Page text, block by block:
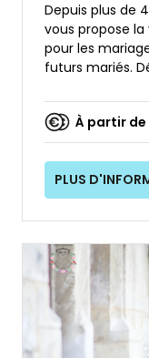
Depuis plus de
vous propose
pour les
futurs mariés.
À partir de
PLUS